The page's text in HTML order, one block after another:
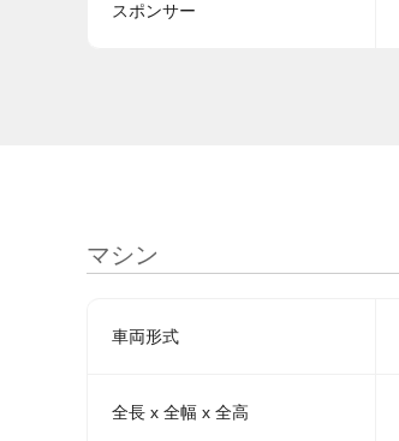
スポンサー
マシン
車両形式
全長 x 全幅 x 全高